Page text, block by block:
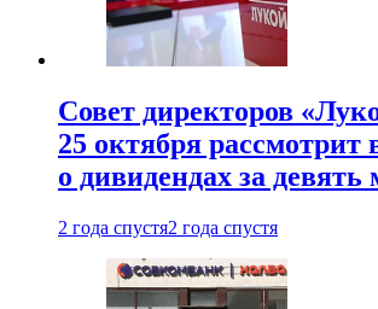
Совет директоров
25 октября рассмотрит
о дивидендах за девять
2 года спустя2 года спустя